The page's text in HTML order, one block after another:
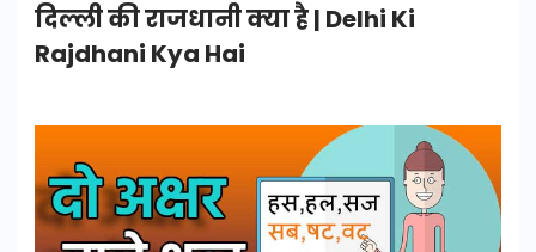
दिल्ली की राजधानी क्या है | Delhi Ki
Rajdhani Kya Hai